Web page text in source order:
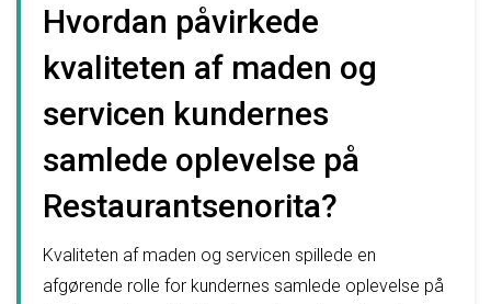
Hvordan påvirkede
kvaliteten af maden og
servicen kundernes
samlede oplevelse på
Restaurantsenorita?
Kvaliteten af maden og servicen spillede en
afgørende rolle for kundernes samlede oplevelse på